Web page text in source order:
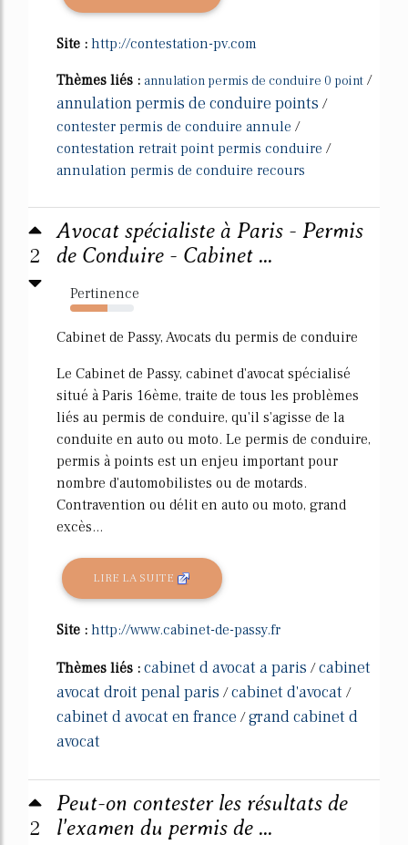
Site : http://contestation-pv.com
Thèmes liés : annulation permis de conduire 0 point /
annulation permis de conduire points /
contester permis de conduire annule /
contestation retrait point permis conduire /
annulation permis de conduire recours
2
Avocat spécialiste à Paris - Permis
de Conduire - Cabinet ...
Pertinence
58%
Cabinet de Passy, Avocats du permis de conduire
Le Cabinet de Passy, cabinet d'avocat spécialisé
situé à Paris 16ème, traite de tous les problèmes
liés au permis de conduire, qu'il s'agisse de la
conduite en auto ou moto. Le permis de conduire,
permis à points est un enjeu important pour
nombre d'automobilistes ou de motards.
Contravention ou délit en auto ou moto, grand
excès...
LIRE LA SUITE
Site : http://www.cabinet-de-passy.fr
Thèmes liés : cabinet d avocat a paris /cabinet
avocat droit penal paris /cabinet d'avocat /
cabinet d avocat en france /grand cabinet d
avocat
2
Peut-on contester les résultats de
l'examen du permis de ...